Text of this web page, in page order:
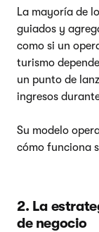
La mayoría de
guiados y
como si un
turismo
un punto de
ingresos
Su modelo
cómo funciona
2. La
de negocio